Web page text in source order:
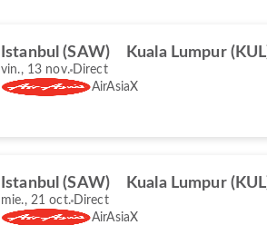
Istanbul (SAW) Kuala Lumpur
vin., 13 nov. Direct
AirAsiaX
Istanbul (SAW) Kuala Lumpur
mie., 21 oct. Direct
AirAsiaX